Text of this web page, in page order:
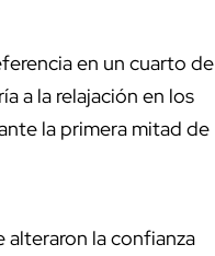
en un cuarto de
a la relajación en los
la primera mitad de
la confianza